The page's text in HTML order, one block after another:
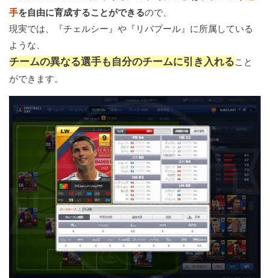
手を自由に育成することができるので、
現実では、『チェルシー』や『リバプール』に所属している
ような、
チームの異なる選手も自分のチームに引き入れること
ができます。